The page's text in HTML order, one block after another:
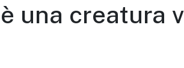
una creatura